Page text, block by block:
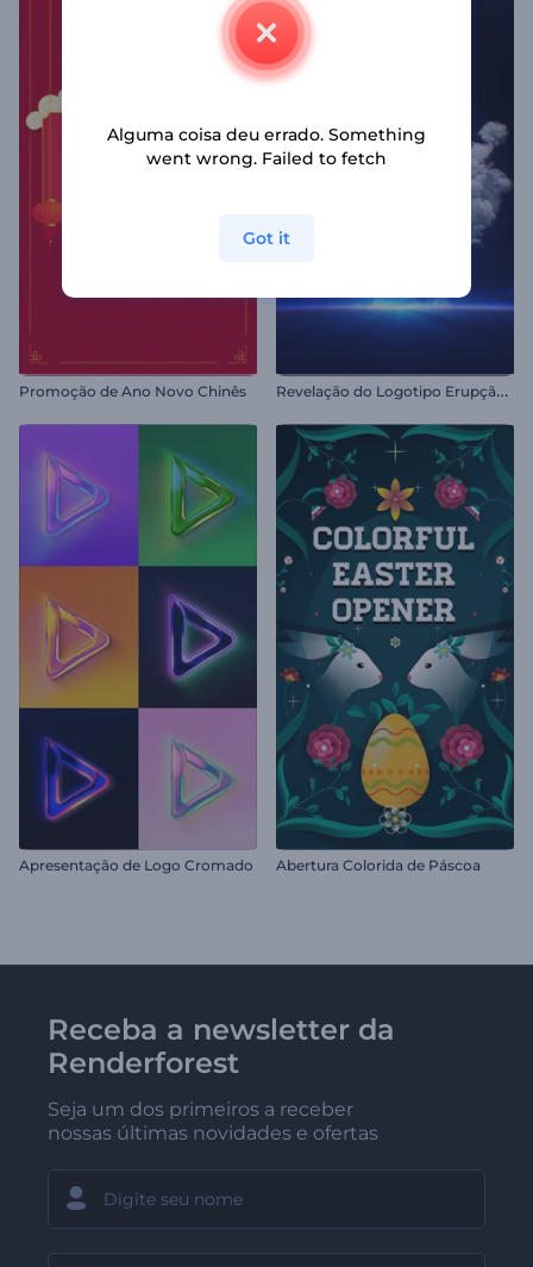
Promoção de Ano Novo Chinês R
evelação do Logotipo Erupção Cósmica
Apresentação de Logo Cromado Abertura Colorida de Páscoa
Receba a newsletter da
Renderforest
Seja um dos primeiros a receber
nossas últimas novidades e ofertas
Alguma coisa deu errado. Something
went wrong. Failed to fetch
Got it